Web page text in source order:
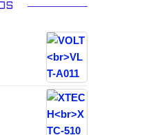
Bs.18.50.
es: Bs.15.00.
Bs.52.80.
es: Bs.15.00.